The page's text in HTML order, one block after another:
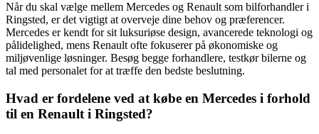
Når du skal vælge mellem Mercedes og Renault som bilforhandler i
Ringsted, er det vigtigt at overveje dine behov og præferencer.
Mercedes er kendt for sit luksuriøse design, avancerede teknologi og
pålidelighed, mens Renault ofte fokuserer på økonomiske og
miljøvenlige løsninger. Besøg begge forhandlere, testkør bilerne og
tal med personalet for at træffe den bedste beslutning.
Hvad er fordelene ved at købe en Mercedes i forhold
til en Renault i Ringsted?